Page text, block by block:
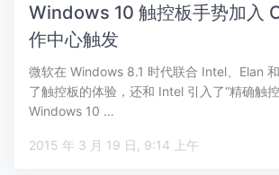
Windows 10 触控板手势加入
作中心触发
微软在 Windows 8.1 时代联合 Intel、Elan
了触控板的体验，还和 Intel 引入了“精确触
Windows 10 …
2015 年 3 月 19 日, 9:14 上午